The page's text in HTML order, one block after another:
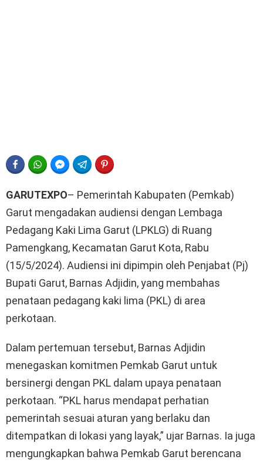
FACEBOOKWHATSAPPFACEBOOK MESSENGER
TELEGRAM
GARUTEXPO– Pemerintah Kabupaten (Pemkab)
Garut mengadakan audiensi dengan Lembaga
Pedagang Kaki Lima Garut (LPKLG) di Ruang
Pamengkang, Kecamatan Garut Kota, Rabu
(15/5/2024). Audiensi ini dipimpin oleh Penjabat (Pj)
Bupati Garut, Barnas Adjidin, yang membahas
penataan pedagang kaki lima (PKL) di area
perkotaan.
Dalam pertemuan tersebut, Barnas Adjidin
menegaskan komitmen Pemkab Garut untuk
bersinergi dengan PKL dalam upaya penataan
perkotaan. “PKL harus mendapat perhatian
pemerintah sesuai aturan yang berlaku dan
ditempatkan di lokasi yang layak,” ujar Barnas. Ia juga
mengungkapkan bahwa Pemkab Garut berencana